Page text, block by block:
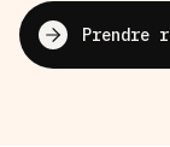
Prendre